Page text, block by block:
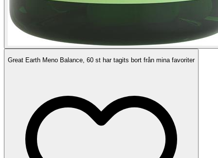
Great Earth Meno Balance, 60 st har tagits bort från mina favoriter